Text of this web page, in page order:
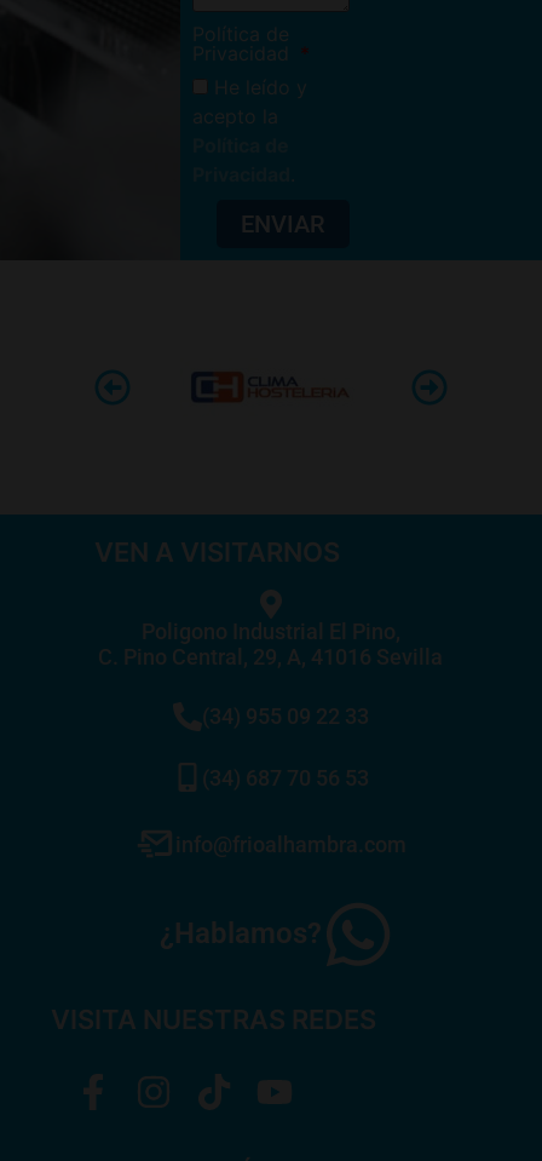
Política de
Privacidad
He leído y
acepto la
ENVIAR
VEN A VISITARNOS
Poligono Industrial El Pino,
C. Pino Central, 29, A, 41016 Sevilla
(34) 955 09 22 33
(34) 687 70 56 53
info@frioalhambra.com
¿Hablamos?
VISITA NUESTRAS REDES